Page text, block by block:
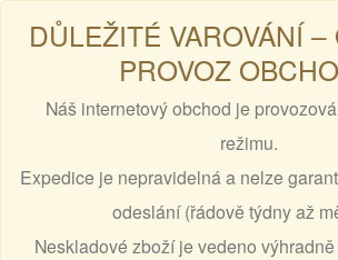
DŮLEŽITÉ VAROVÁNÍ
PROVOZ
Náš internetový obchod je
režimu.
Expedice je nepravidelná a nelze
odeslání (řádově týdny až
Neskladové zboží je vedeno